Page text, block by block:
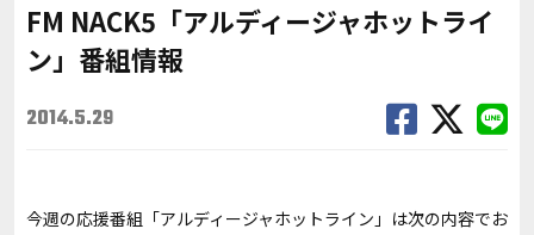
FM NACK5「アルディージャホットライ
ン」番組情報
2014.5.29
今週の応援番組「アルディージャホットライン」は次の内容でお